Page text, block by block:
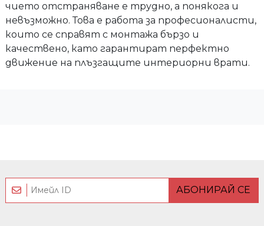
чието отстраняване е трудно, а понякога и
невъзможно. Това е работа за професионалисти,
които се справят с монтажа бързо и
качествено, като гарантират перфектно
движение на плъзгащите интериорни врати.
АБОНИРАЙ СЕ